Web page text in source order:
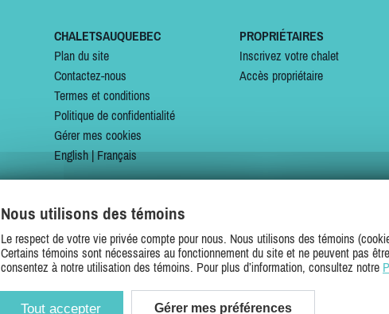
CHALETSAUQUEBEC
Plan du site
Contactez-nous
Termes et conditions
Politique de confidentialité
Gérer mes cookies
English|Français
PROPRIÉTAIRES
Inscrivez votre chalet
Accès propriétaire
SUIVEZ-NOUS SUR
Nous utilisons des témoins
Le respect de votre vie privée compte pour nous. Nous utilisons des témoins
Certains témoins sont nécessaires au fonctionnement du site et ne peuvent pas
consentez à notre utilisation des témoins. Pour plus d’information, consultez notre
Tout accepter Gérer mes préférences